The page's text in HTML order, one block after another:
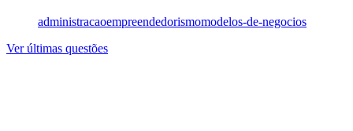
administracaoempreendedorismomodelos-de-negocios
Ver últimas questões